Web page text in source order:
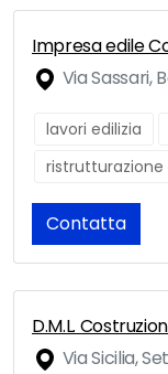
Impresa edile
Via Sassari,
lavori edilizia
ristrutturazione
Contatta
D.M.L.
Via Sicilia,